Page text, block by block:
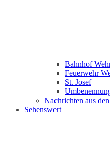
Bahnhof
Feuerwehr
St. Josef
Nachrichten aus
Sehenswert